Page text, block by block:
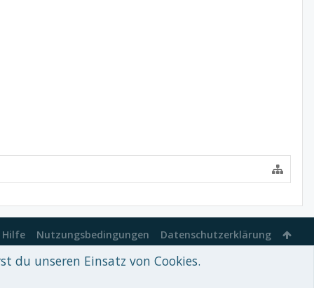
Hilfe Nutzungsbedingungen Datenschutzerklärung
du unseren Einsatz von Cookies.